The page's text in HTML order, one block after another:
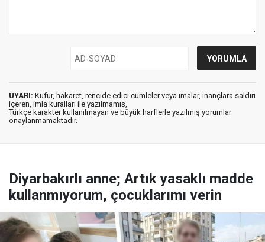
UYARI: Küfür, hakaret, rencide edici cümleler veya imalar, inançlara saldırı
içeren, imla kuralları ile yazılmamış,
Türkçe karakter kullanılmayan ve büyük harflerle yazılmış yorumlar
onaylanmamaktadır.
Diyarbakırlı anne; Artık yasaklı madde
kullanmıyorum, çocuklarımı verin